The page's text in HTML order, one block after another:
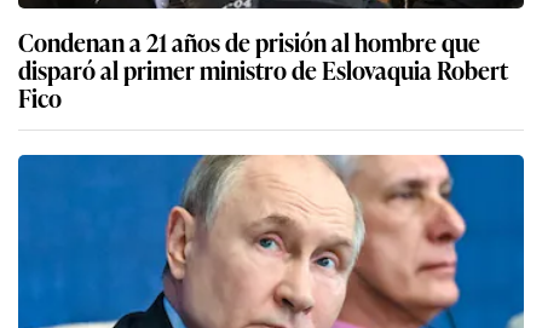
Condenan a 21 años de prisión al hombre que
disparó al primer ministro de Eslovaquia Robert
Fico